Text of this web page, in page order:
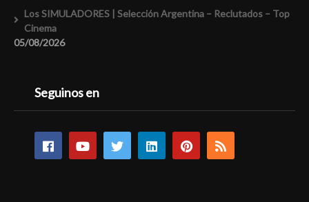
Los SIMULADORES | Selección Argentina – Reclutados – Top
Cinema
05/08/2026
Seguinos en